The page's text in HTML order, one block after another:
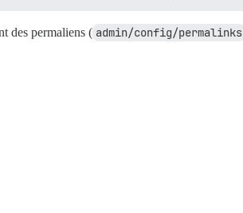
des permaliens ( admin/config/permalinks